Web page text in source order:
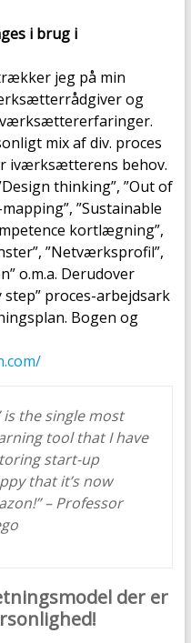
i brug i
jeg på min
og
mix af div. proces
iværksætterens behov.
thinking”, ”Out of
”Sustainable
kortlægning”,
”Netværksprofil”,
o.m.a. Derudover
proces-arbejdsark
Bogen og
is the single most
tool that I have
start-up
that it’s now
– Professor
der er